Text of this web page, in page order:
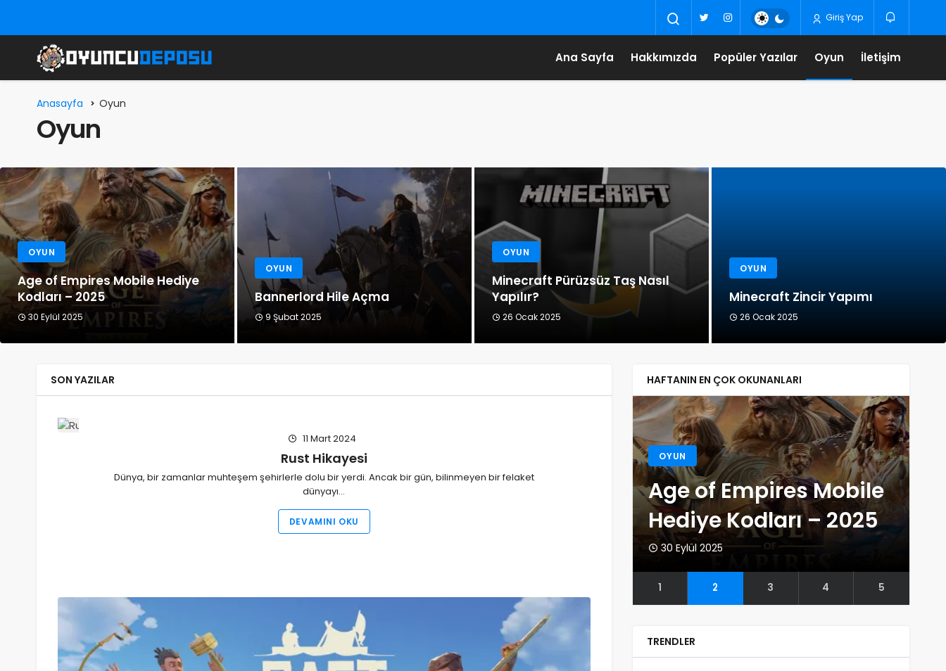
Giriş Yap
Ana Sayfa Hakkımızda Popüler Yazılar Oyun İletişim
Anasayfa Oyun
Oyun
OYUN
Age of Empires Mobile Hediye
Kodları – 2025
30 Eylül 2025
OYUN
Bannerlord Hile Açma​
9 Şubat 2025
OYUN
Minecraft Pürüzsüz Taş Nasıl
Yapılır?
26 Ocak 2025
OYUN
Minecraft Zincir Yapımı
26 Ocak 2025
SON YAZILAR
11 Mart 2024
Rust Hikayesi
Dünya, bir zamanlar muhteşem şehirlerle dolu bir yerdi. Ancak bir gün, bilinmeyen bir felaket
dünyayı…
DEVAMINI OKU
HAFTANIN EN ÇOK OKUNANLARI
Minecraft Maden Fırını
OYUN
Age of Empires Mobile
Hediye Kodları – 2025
30 Eylül 2025
TRENDLER